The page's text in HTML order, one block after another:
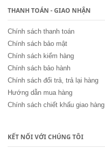
THANH TOÁN - GIAO NHẬN
Chính sách thanh toán
Chính sách bảo mật
Chính sách kiểm hàng
Chính sách bảo hành
Chính sách đổi trả, trả lại hàng
Hướng dẫn mua hàng
Chính sách chiết khấu giao hàng
KẾT NỐI VỚI CHÚNG TÔI